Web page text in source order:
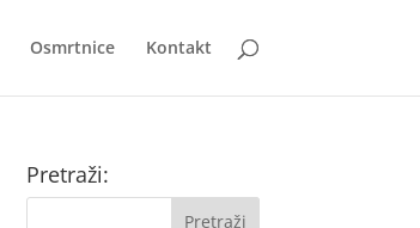
Osmrtnice Kontakt
Pretraži: